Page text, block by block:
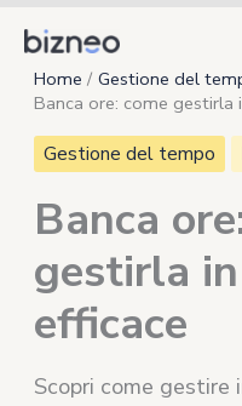
contenuto
Home
Gestione del
Banca ore: come gestirla
Gestione del tempo
Banca
gestirla
efficace
Scopri come gestire